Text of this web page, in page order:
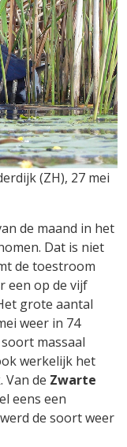
(ZH), 27 mei
de maand in het
Dat is niet
de toestroom
een op de vijf
grote aantal
weer in 74
massaal
werkelijk het
de Zwarte
eens een
de soort weer